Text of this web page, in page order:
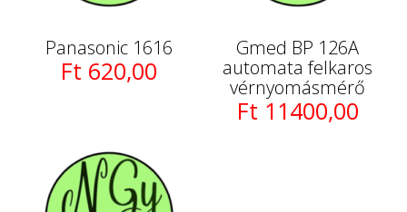
Panasonic 1616
Ft 620,00
Gmed BP 126A
automata felkaros
vérnyomásmérő
Ft 11400,00